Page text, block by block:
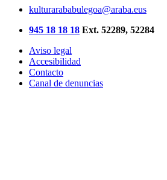
kulturarababulegoa@araba.eus
945 18 18 18 Ext. 52289, 52284
Aviso legal
Accesibilidad
Contacto
Canal de denuncias